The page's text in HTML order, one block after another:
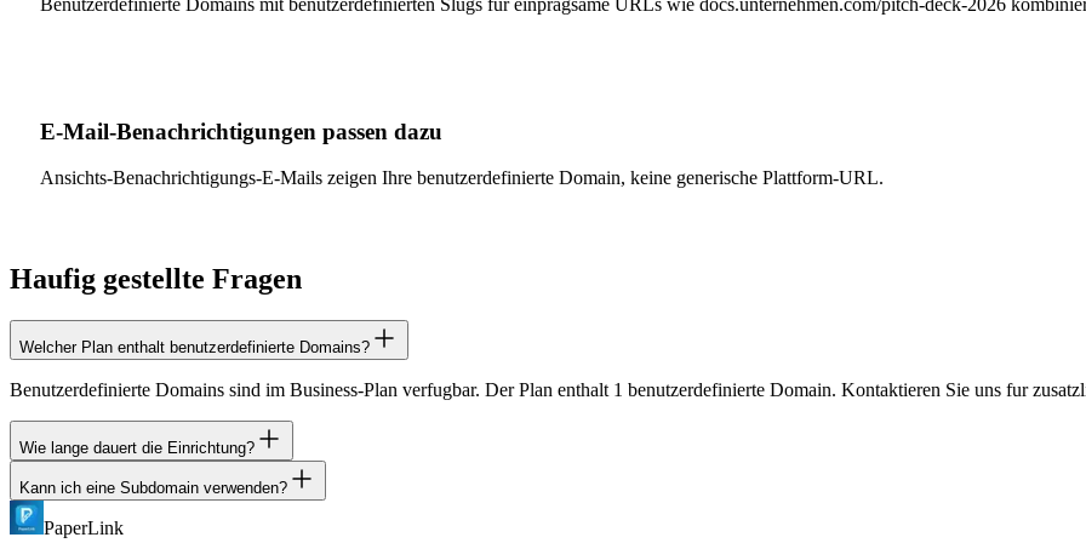
Benutzerdefinierte Domains mit benutzerdefinierten Slugs fur einpragsame URLs wie docs.unternehmen.com/pitch-deck-2026
E-Mail-Benachrichtigungen passen dazu
Ansichts-Benachrichtigungs-E-Mails zeigen Ihre benutzerdefinierte Domain, keine generische Plattform-URL.
Haufig gestellte Fragen
Welcher Plan enthalt benutzerdefinierte Domains?
Benutzerdefinierte Domains sind im Business-Plan verfugbar. Der Plan enthalt 1 benutzerdefinierte Domain. Kontaktieren Sie uns fur
Wie lange dauert die Einrichtung?
Einen CNAME-Eintrag beim DNS-Anbieter hinzufugen und die Domain in den PaperLink-Einstellungen konfigurieren. DNS-Ausbreitung
automatisch.
Kann ich eine Subdomain verwenden?
Ja. Wir empfehlen die Verwendung einer Subdomain wie docs.unternehmen.com oder share.unternehmen.com. Root-Domains werden nicht
PaperLink